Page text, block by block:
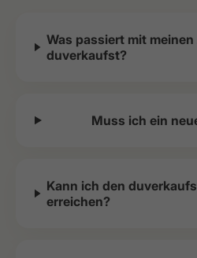
Was passiert mit
duverkaufst?
Muss ich ein
Kann ich den
erreichen?